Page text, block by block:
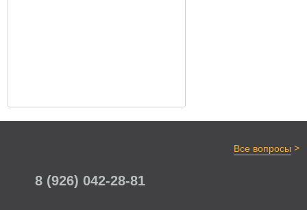
Все вопросы >
8 (926) 042-28-81